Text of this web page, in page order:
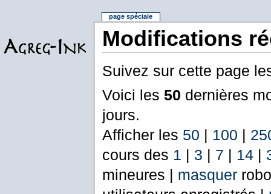
Modifications
Suivez sur cette page
Voici les 50 dernières
jours.
Afficher les 50 | 100 |
cours des 1 | 3 | 7 | 14|
mineures | masquer
page spéciale